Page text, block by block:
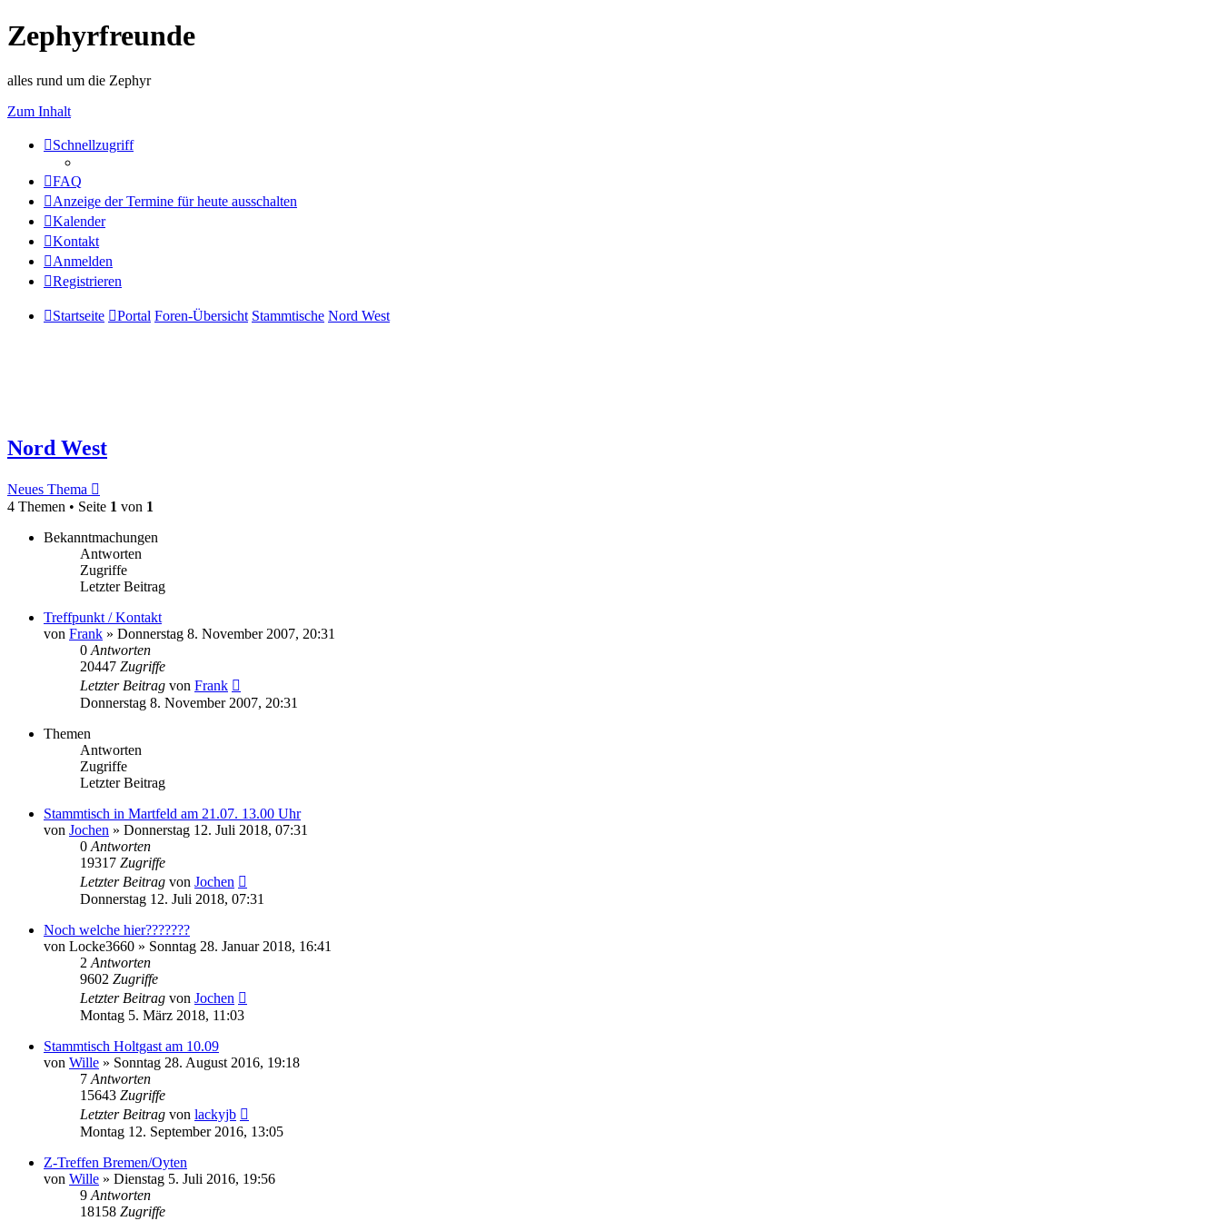
Zephyrfreunde
alles rund um die Zephyr
Zum Inhalt
Schnellzugriff
FAQ
Anzeige der Termine für heute ausschalten
Kalender
Kontakt
Anmelden
Registrieren
Startseite Portal Foren-Übersicht Stammtische Nord West
Nord West
Neues Thema
4 Themen • Seite 1 von 1
Bekanntmachungen
Antworten
Zugriffe
Letzter Beitrag
Treffpunkt / Kontakt
von Frank » Donnerstag 8. November 2007, 20:31
0 Antworten
20447 Zugriffe
Letzter Beitrag von Frank
Donnerstag 8. November 2007, 20:31
Themen
Antworten
Zugriffe
Letzter Beitrag
Stammtisch in Martfeld am 21.07. 13.00 Uhr
von Jochen » Donnerstag 12. Juli 2018, 07:31
0 Antworten
19317 Zugriffe
Letzter Beitrag von Jochen
Donnerstag 12. Juli 2018, 07:31
Noch welche hier???????
von Locke3660 » Sonntag 28. Januar 2018, 16:41
2 Antworten
9602 Zugriffe
Letzter Beitrag von Jochen
Montag 5. März 2018, 11:03
Stammtisch Holtgast am 10.09
von Wille » Sonntag 28. August 2016, 19:18
7 Antworten
15643 Zugriffe
Letzter Beitrag von lackyjb
Montag 12. September 2016, 13:05
Z-Treffen Bremen/Oyten
von Wille » Dienstag 5. Juli 2016, 19:56
9 Antworten
18158 Zugriffe